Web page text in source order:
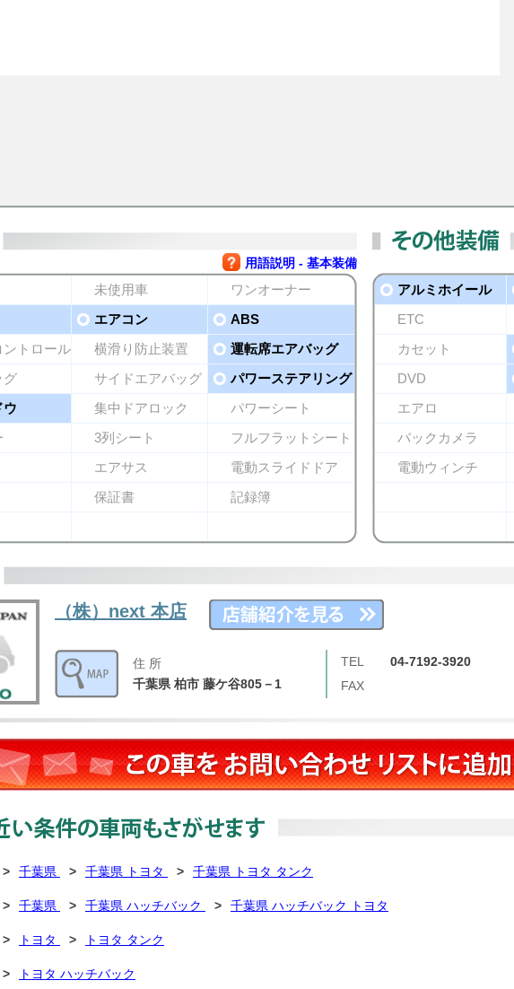
用語説明 - 基本装備
未使用車
ワンオーナー
エアコン
ABS
ントロール
横滑り防止装置
運転席エアバッグ
グ
サイドエアバッグ
パワーステアリング
ウ
集中ドアロック
パワーシート
3列シート
フルフラットシート
エアサス
電動スライドドア
保証書
記録簿
アルミホイール
ETC
カセット
DVD
エアロ
バックカメラ
電動ウィンチ
（株）next 本店
住 所
千葉県 柏市 藤ケ谷805－1
TEL 04-7192-3920
FAX
> 千葉県 > 千葉県 トヨタ > 千葉県 トヨタ タンク
> 千葉県 > 千葉県 ハッチバック > 千葉県 ハッチバック トヨタ
> トヨタ > トヨタ タンク
> トヨタ ハッチバック